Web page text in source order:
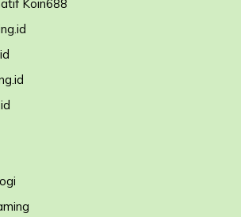
Koin688